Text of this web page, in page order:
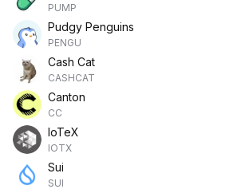
PUMP
Pudgy Penguins
PENGU
Cash Cat
CASHCAT
Canton
CC
IoTeX
IOTX
Sui
SUI